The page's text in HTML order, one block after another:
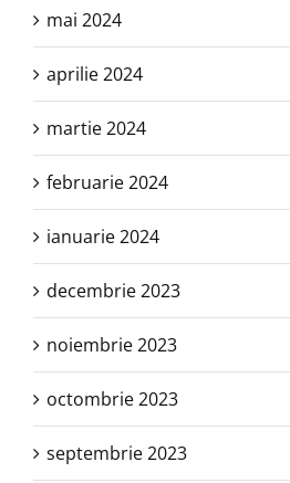
mai 2024
aprilie 2024
martie 2024
februarie 2024
ianuarie 2024
decembrie 2023
noiembrie 2023
octombrie 2023
septembrie 2023